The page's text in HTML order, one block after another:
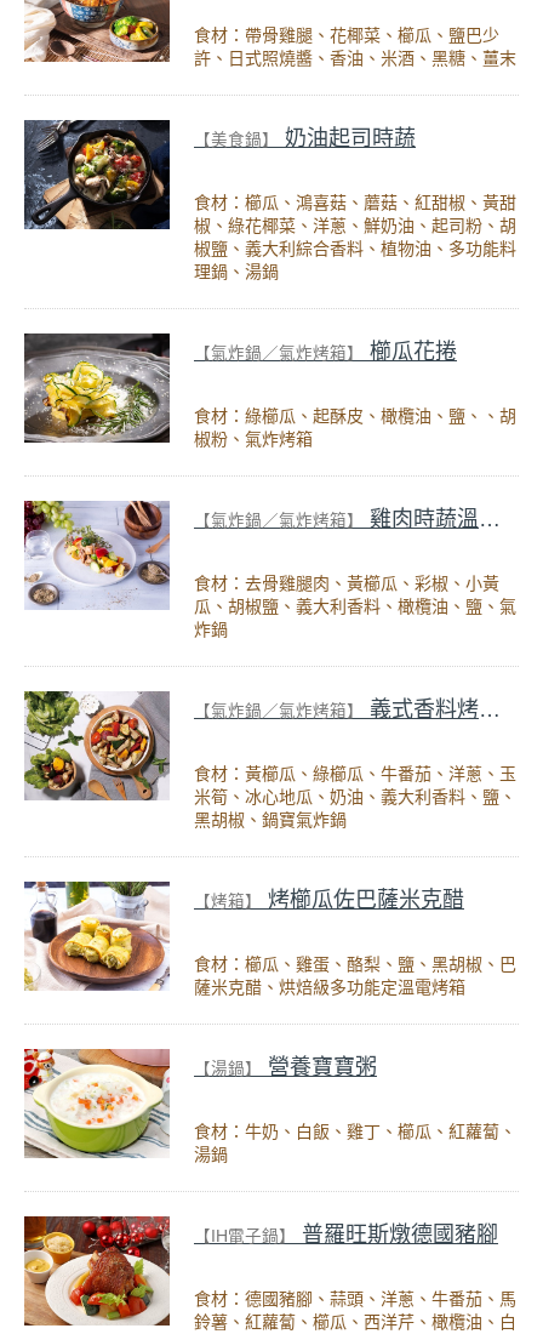
食材：帶骨雞腿、花椰菜、櫛瓜、鹽巴少
許、日式照燒醬、香油、米酒、黑糖、薑末
【美食鍋】 奶油起司時蔬
食材：櫛瓜、鴻喜菇、蘑菇、紅甜椒、黃甜
椒、綠花椰菜、洋蔥、鮮奶油、起司粉、胡
椒鹽、義大利綜合香料、植物油、多功能料
理鍋、湯鍋
【氣炸鍋／氣炸烤箱】 櫛瓜花捲
食材：綠櫛瓜、起酥皮、橄欖油、鹽、、胡
椒粉、氣炸烤箱
【氣炸鍋／氣炸烤箱】 雞肉時蔬溫沙拉
食材：去骨雞腿肉、黃櫛瓜、彩椒、小黃
瓜、胡椒鹽、義大利香料、橄欖油、鹽、氣
炸鍋
【氣炸鍋／氣炸烤箱】 義式香料烤時蔬
食材：黃櫛瓜、綠櫛瓜、牛番茄、洋蔥、玉
米筍、冰心地瓜、奶油、義大利香料、鹽、
黑胡椒、鍋寶氣炸鍋
【烤箱】 烤櫛瓜佐巴薩米克醋
食材：櫛瓜、雞蛋、酪梨、鹽、黑胡椒、巴
薩米克醋、烘焙級多功能定溫電烤箱
【湯鍋】 營養寶寶粥
食材：牛奶、白飯、雞丁、櫛瓜、紅蘿蔔、
湯鍋
【IH電子鍋】 普羅旺斯燉德國豬腳
食材：德國豬腳、蒜頭、洋蔥、牛番茄、馬
鈴薯、紅蘿蔔、櫛瓜、西洋芹、橄欖油、白